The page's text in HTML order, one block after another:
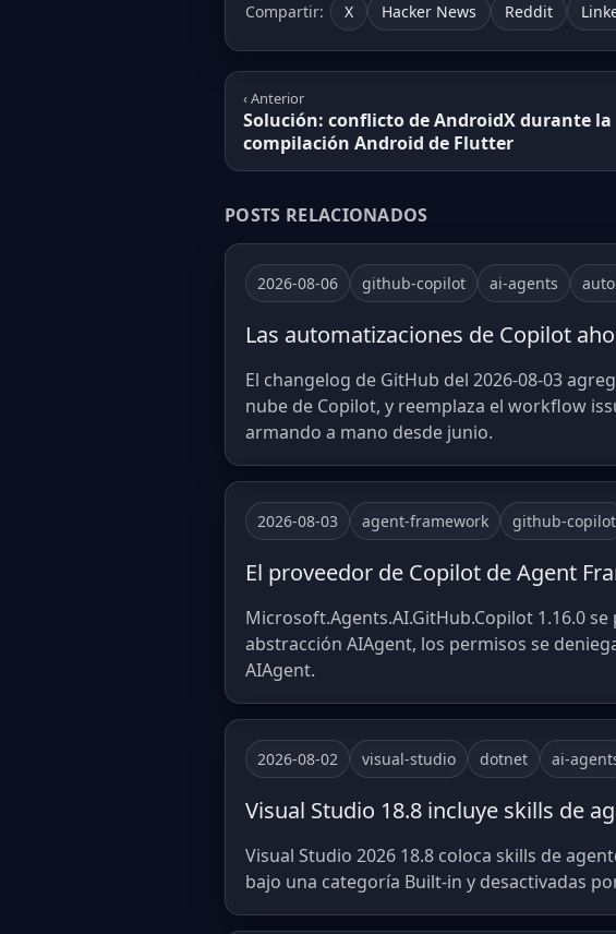
Compartir: X Hacker News Reddit
‹ Anterior
Solución: conflicto de AndroidX durante la
compilación Android de Flutter
POSTS RELACIONADOS
2026-08-06 github-copilot ai-agents
Las automatizaciones de Copilot
El changelog de GitHub del 2026-08-03
nube de Copilot, y reemplaza el workflow
armando a mano desde junio.
2026-08-03 agent-framework github-copilot
El proveedor de Copilot de Agent
Microsoft.Agents.AI.GitHub.Copilot 1.16.0
abstracción AIAgent, los permisos se
AIAgent.
2026-08-02 visual-studio dotnet ai-
Visual Studio 18.8 incluye skills de
Visual Studio 2026 18.8 coloca skills de
bajo una categoría Built-in y desactivadas